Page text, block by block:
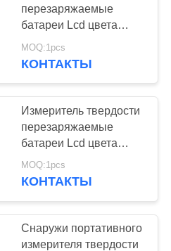
перезаряжаемые
батареи Lcd цвета
портативные для
металла
MOQ:1pcs
КОНТАКТЫ
Измеритель твердости
перезаряжаемые
батареи Lcd цвета
портативный подгонял
материал для
MOQ:1pcs
КОНТАКТЫ
Снаружи портативного
измерителя твердости